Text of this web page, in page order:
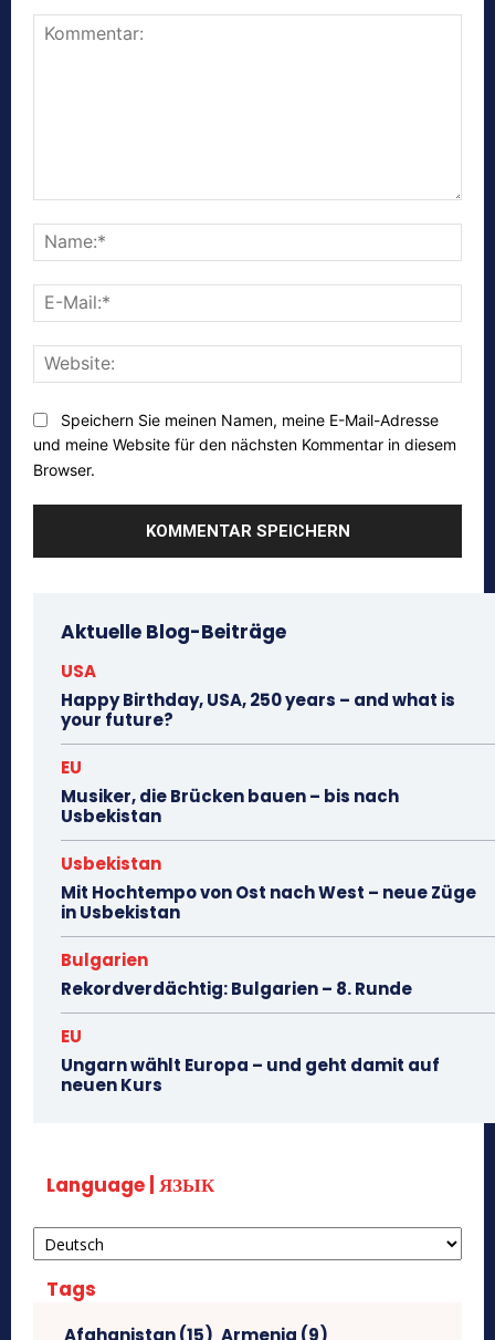
Speichern Sie meinen Namen, meine E-Mail-Adresse
und meine Website für den nächsten Kommentar in diesem
Browser.
Aktuelle Blog-Beiträge
USA
Happy Birthday, USA, 250 years – and what is
your future?
EU
Musiker, die Brücken bauen – bis nach
Usbekistan
Usbekistan
Mit Hochtempo von Ost nach West – neue Züge
in Usbekistan
Bulgarien
Rekordverdächtig: Bulgarien – 8. Runde
EU
Ungarn wählt Europa – und geht damit auf
neuen Kurs
Language | ЯЗЫК
Tags
Afghanistan(15) Armenia (9)